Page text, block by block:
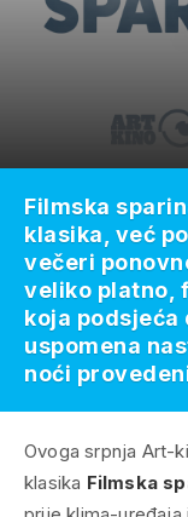
Ovoga srpnja Art-
klasika Filmska
Filmska
klasika, već
večeri
veliko platno,
koja podsjeća
uspomena
noći